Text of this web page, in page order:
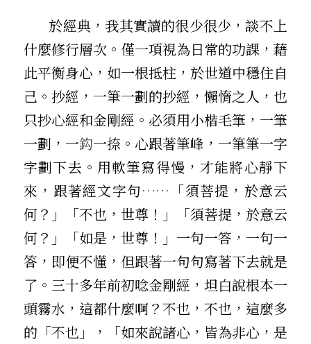
什麼修行層次。僅一項視為日常的功課，藉
此平衡身心，如一根抵柱，於世道中穩住自
己。抄經，一筆一劃的抄經，懶惰之人，也
只抄心經和金剛經。必須用小楷毛筆，一筆
一劃，一鈎一捺。心跟著筆峰，一筆筆一字
字劃下去。用軟筆寫得慢，才能將心靜下
來，跟著經文字句…… 「須菩提，於意云
何？」「不也，世尊！」「須菩提，於意云
何？」「如是，世尊！」一句一答，一句一
答，即便不懂，但跟著一句句寫著下去就是
了。三十多年前初唸金剛經，坦白說根本一
頭霧水，這都什麼啊？不也，不也，這麼多
的「不也」，「如來說諸心，皆為非心，是